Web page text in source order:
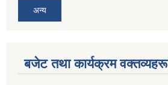
अन्य
बजेट तथा कार्यक्रम वक्तव्यहरू